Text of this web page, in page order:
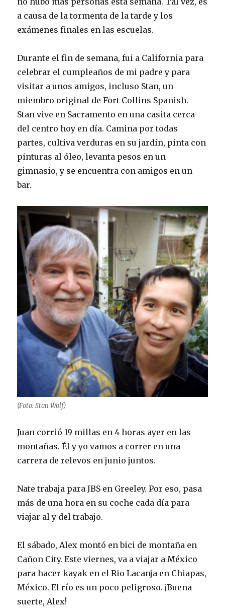
a causa de la tormenta de la tarde y los
exámenes finales en las escuelas.
Durante el fin de semana, fui a California para
celebrar el cumpleaños de mi padre y para
visitar a unos amigos, incluso Stan, un
miembro original de Fort Collins Spanish.
Stan vive en Sacramento en una casita cerca
del centro hoy en día. Camina por todas
partes, cultiva verduras en su jardín, pinta con
pinturas al óleo, levanta pesos en un
gimnasio, y se encuentra con amigos en un
bar.
(Foto: Stan Wolf)
Juan corrió 19 millas en 4 horas ayer en las
montañas. Él y yo vamos a correr en una
carrera de relevos en junio juntos.
Nate trabaja para JBS en Greeley. Por eso, pasa
más de una hora en su coche cada día para
viajar al y del trabajo.
El sábado, Alex montó en bici de montaña en
Cañon City. Este viernes, va a viajar a México
para hacer kayak en el Rio Lacanja en Chiapas,
México. El río es un poco peligroso. ¡Buena
suerte, Alex!